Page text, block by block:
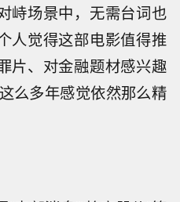
峙场景中，无需台词也
人觉得这部电影值得推
片、对金融题材感兴趣
么多年感觉依然那么精